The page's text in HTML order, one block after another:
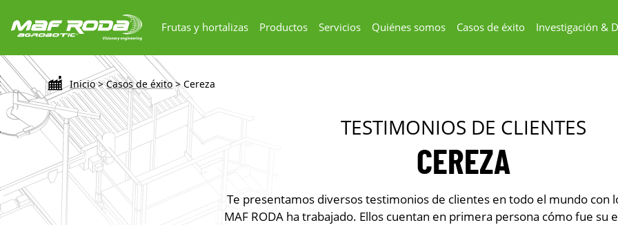
Frutas y hortalizas Productos Servicios Quiénes somos Casos de éxito Investigación &
Inicio> Casos de éxito> Cereza
TESTIMONIOS DE CLIENTES
CEREZA
Te presentamos diversos testimonios de clientes en todo el mundo con
MAF RODA ha trabajado. Ellos cuentan en primera persona cómo fue su